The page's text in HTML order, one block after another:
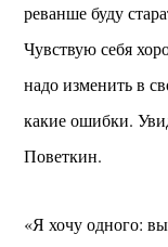
реванше буду
Чувствую себя
надо изменить в
какие ошибки.
Поветкин.
«Я хочу одного: